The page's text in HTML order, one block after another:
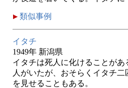
類似事例
イタチ
1949年 新潟県
イタチは死人に化けることが
人がいたが、おそらくイタチ
を見せることもある。